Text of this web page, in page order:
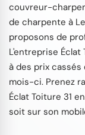
couvreur-
de charpente à
proposons de
L'entreprise
à des prix
mois-ci. Prenez
Éclat Toiture 31
soit sur son